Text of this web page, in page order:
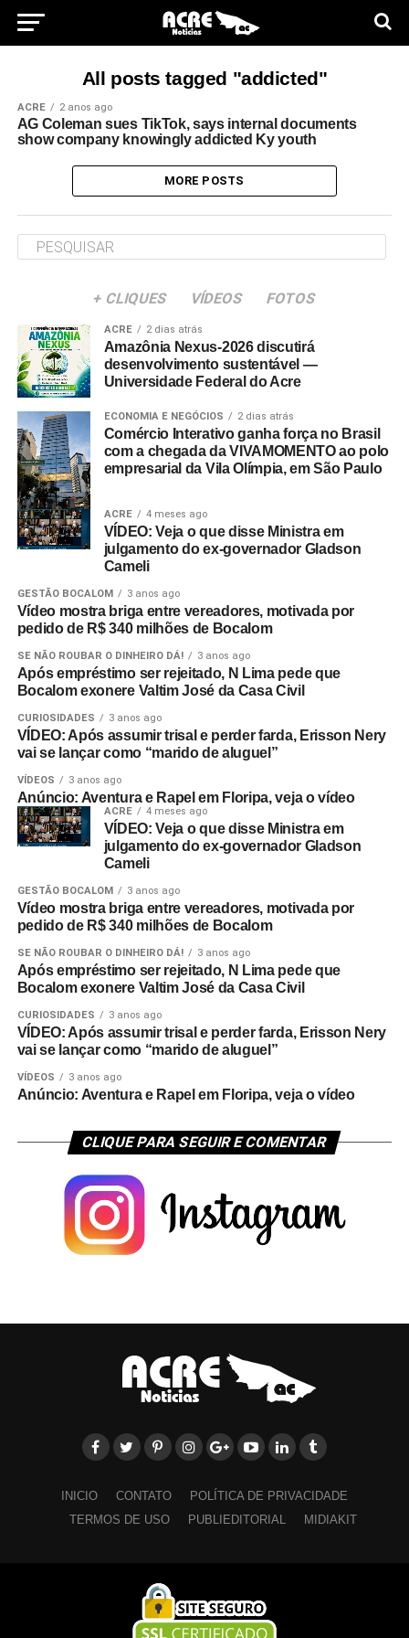
All posts tagged "addicted"
ACRE 2 anos ago
AG Coleman sues TikTok, says internal documents
show company knowingly addicted Ky youth
MORE POSTS
+ CLIQUES VÍDEOS FOTOS
ACRE 2 dias atrás
Amazônia Nexus-2026 discutirá
desenvolvimento sustentável —
Universidade Federal do Acre
ECONOMIA E NEGÓCIOS 2 dias atrás
Comércio Interativo ganha força no Brasil
com a chegada da VIVAMOMENTO ao polo
empresarial da Vila Olímpia, em São Paulo
ACRE 4 meses ago
VÍDEO: Veja o que disse Ministra em
julgamento do ex-governador Gladson
Cameli
GESTÃO BOCALOM 3 anos ago
Vídeo mostra briga entre vereadores, motivada por
pedido de R$ 340 milhões de Bocalom
SE NÃO ROUBAR O DINHEIRO DÁ! 3 anos ago
Após empréstimo ser rejeitado, N Lima pede que
Bocalom exonere Valtim José da Casa Civil
CURIOSIDADES 3 anos ago
VÍDEO: Após assumir trisal e perder farda, Erisson Nery
vai se lançar como “marido de aluguel”
VÍDEOS 3 anos ago
Anúncio: Aventura e Rapel em Floripa, veja o vídeo
ACRE 4 meses ago
VÍDEO: Veja o que disse Ministra em
julgamento do ex-governador Gladson
Cameli
GESTÃO BOCALOM 3 anos ago
Vídeo mostra briga entre vereadores, motivada por
pedido de R$ 340 milhões de Bocalom
SE NÃO ROUBAR O DINHEIRO DÁ! 3 anos ago
Após empréstimo ser rejeitado, N Lima pede que
Bocalom exonere Valtim José da Casa Civil
CURIOSIDADES 3 anos ago
VÍDEO: Após assumir trisal e perder farda, Erisson Nery
vai se lançar como “marido de aluguel”
VÍDEOS 3 anos ago
Anúncio: Aventura e Rapel em Floripa, veja o vídeo
CLIQUE PARA SEGUIR E COMENTAR
INICIO CONTATO
POLÍTICA DE PRIVACIDADE
TERMOS DE USO
PUBLIEDITORIAL MIDIAKIT